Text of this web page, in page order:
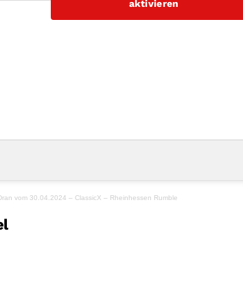
aktivieren
vom 30.04.2024 – ClassicX – Rheinhessen Rumble